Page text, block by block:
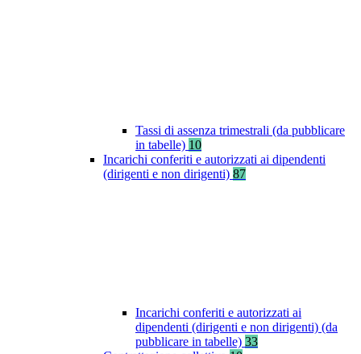
Tassi di assenza trimestrali (da pubblicare
in tabelle) 10
Incarichi conferiti e autorizzati ai dipendenti
(dirigenti e non dirigenti) 87
Incarichi conferiti e autorizzati ai
dipendenti (dirigenti e non dirigenti) (da
pubblicare in tabelle) 33